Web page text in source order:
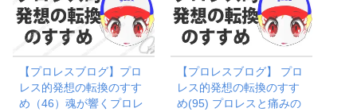
【プロレスブログ】プロ
レス的発想の転換のすす
め（46）魂が響くプロレ
【プロレスブログ】 プロ
レス的発想の転換のすす
め(95) プロレスと痛みの